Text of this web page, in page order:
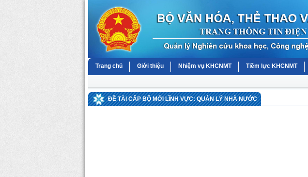
Trang chủ Giới thiệu Nhiệm vụ KHCNMT Tiềm lực KHCNMT
ĐỀ TÀI CẤP BỘ MỚI LĨNH VỰC: QUẢN LÝ NHÀ NƯỚC